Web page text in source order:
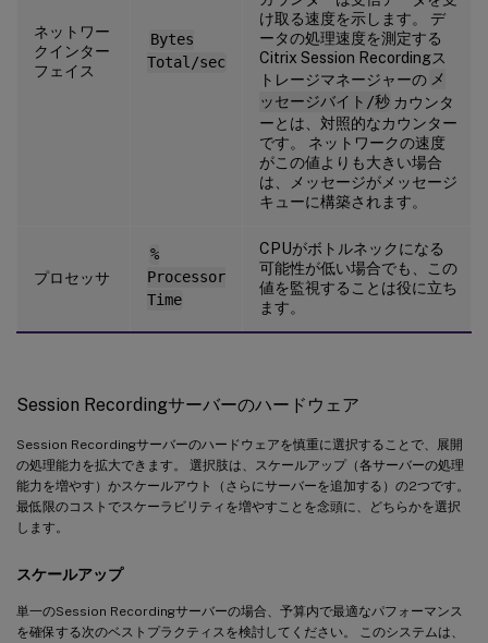
ネットワー
クインター
フェイス
Bytes
Total/sec
け取る速度を示します。 デ
ータの処理速度を測定する
Citrix Session Recordingス
トレージマネージャーの メ
ッセージバイト/秒 カウンタ
ーとは、対照的なカウンター
です。 ネットワークの速度
がこの値よりも大きい場合
は、メッセージがメッセージ
キューに構築されます。
プロセッサ
%
Processor
Time
CPUがボトルネックになる
可能性が低い場合でも、この
値を監視することは役に立ち
ます。
Session Recordingサーバーのハードウェア
Session Recordingサーバーのハードウェアを慎重に選択することで、展開
の処理能力を拡大できます。 選択肢は、スケールアップ（各サーバーの処理
能力を増やす）かスケールアウト（さらにサーバーを追加する）の2つです。
最低限のコストでスケーラビリティを増やすことを念頭に、どちらかを選択
します。
スケールアップ
単一のSession Recordingサーバーの場合、予算内で最適なパフォーマンス
を確保する次のベストプラクティスを検討してください。 このシステムは、